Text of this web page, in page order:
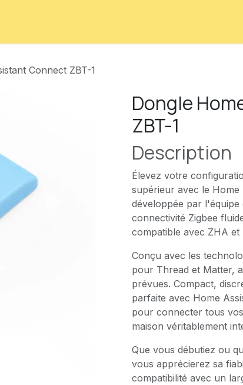
Connect ZBT-1
Dongle
ZBT-1
Description
Élevez votre
supérieur avec le
développée par l'équipe
connectivité Zigbee
compatible avec ZHA et
Conçu avec les
pour Thread et Matter,
prévues. Compact,
parfaite avec Home
pour connecter tous
maison véritablement
Que vous débutiez ou
vous apprécierez sa
compatibilité avec un